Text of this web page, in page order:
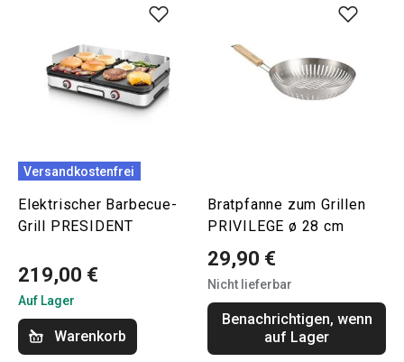
Versandkostenfrei
Elektrischer Barbecue-
Grill PRESIDENT
219,00 €
Auf Lager
Warenkorb
Bratpfanne zum Grillen
PRIVILEGE ø 28 cm
29,90 €
Nicht lieferbar
Benachrichtigen, wenn
auf Lager